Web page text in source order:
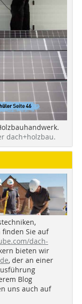
dach+holzbau.
Sie auf
dach-
bieten wir
, der an einer
Blog
uns auch auf